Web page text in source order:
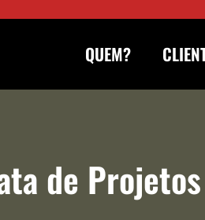
QUEM?
de